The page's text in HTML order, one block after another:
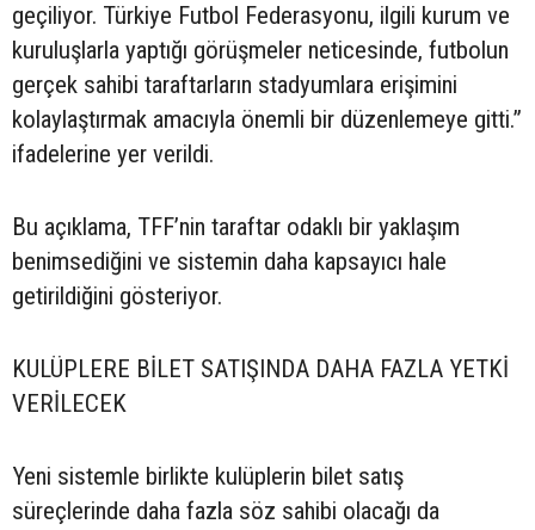
geçiliyor. Türkiye Futbol Federasyonu, ilgili kurum ve
kuruluşlarla yaptığı görüşmeler neticesinde, futbolun
gerçek sahibi taraftarların stadyumlara erişimini
kolaylaştırmak amacıyla önemli bir düzenlemeye gitti.”
ifadelerine yer verildi.
Bu açıklama, TFF’nin taraftar odaklı bir yaklaşım
benimsediğini ve sistemin daha kapsayıcı hale
getirildiğini gösteriyor.
KULÜPLERE BİLET SATIŞINDA DAHA FAZLA YETKİ
VERİLECEK
Yeni sistemle birlikte kulüplerin bilet satış
süreçlerinde daha fazla söz sahibi olacağı da